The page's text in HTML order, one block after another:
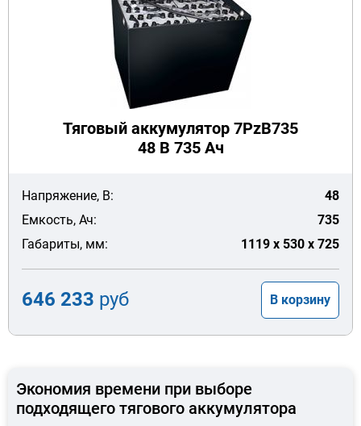
Тяговый аккумулятор 7PzB735
48 В 735 Ач
Напряжение, В:
48
Емкость, Ач:
735
Габариты, мм:
1119 x 530 x 725
646 233 руб В корзину
Экономия времени при выборе
подходящего тягового аккумулятора